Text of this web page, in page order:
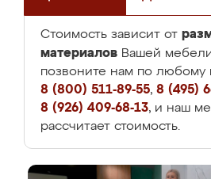
Стоимость зависит от
материалов Вашей
позвоните нам по любому
8 (800) 511-89-55, 8 (495)
8 (926) 409-68-13, и наш
рассчитает стоимость.